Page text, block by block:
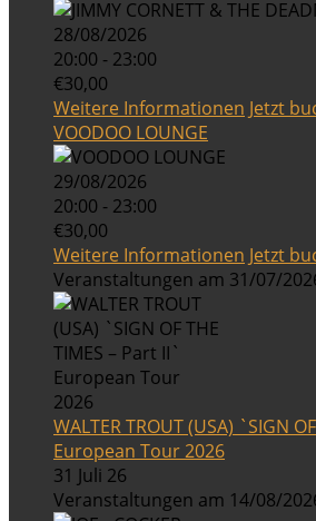
28/08/2026
20:00 - 23:00
€30,00
Weitere Informationen Jetzt
VOODOO LOUNGE
29/08/2026
20:00 - 23:00
€30,00
Weitere Informationen Jetzt
Veranstaltungen am 31/07/
WALTER TROUT (USA) `SIGN
European Tour 2026
31 Juli 26
Veranstaltungen am 14/08/